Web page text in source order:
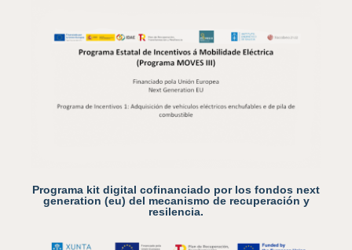
Programa kit digital cofinanciado por los fondos next
generation (eu) del mecanismo de recuperación y
resilencia.